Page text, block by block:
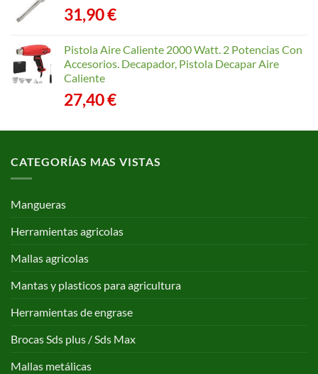
31,90€
Pistola Aire Caliente 2000 Watt. 2 Potencias Con
Accesorios. Decapador, Pistola Decapar Aire
Caliente
27,40€
CATEGORÍAS MAS VISTAS
Mangueras
Herramientas agricolas
Mallas agricolas
Mantas y plasticos para agricultura
Herramientas de engrase
Brocas Sds plus / Sds Max
Mallas metálicas